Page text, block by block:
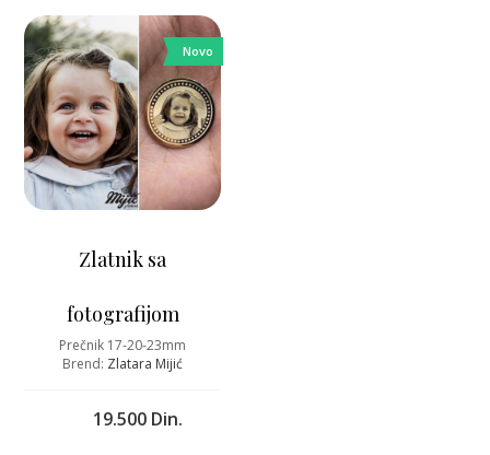
Novo
Zlatnik sa
fotografijom
Prečnik 17-20-23mm
Brend: Zlatara Mijić
19.500 Din.